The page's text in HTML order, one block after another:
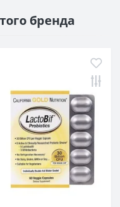
бренда